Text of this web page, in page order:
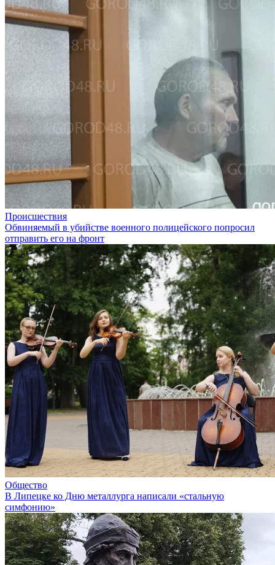
Происшествия
Обвиняемый в убийстве военного полицейского попросил
отправить его на фронт
Общество
В Липецке ко Дню металлурга написали «стальную
симфонию»